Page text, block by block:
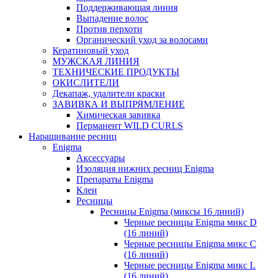
Поддерживающая линия
Выпадение волос
Против перхоти
Органический уход за волосами
Кератиновый уход
МУЖСКАЯ ЛИНИЯ
ТЕХНИЧЕСКИЕ ПРОДУКТЫ
ОКИСЛИТЕЛИ
Декапаж, удалители краски
ЗАВИВКА И ВЫПРЯМЛЕНИЕ
Химическая завивка
Перманент WILD CURLS
Наращивание ресниц
Enigma
Аксессуары
Изоляция нижних ресниц Enigma
Препараты Enigma
Клеи
Ресницы
Ресницы Enigma (миксы 16 линий)
Черные ресницы Enigma микс D
(16 линий)
Черные ресницы Enigma микс C
(16 линий)
Черные ресницы Enigma микс L